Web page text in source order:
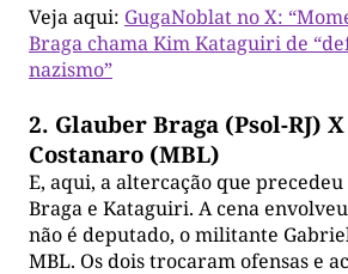
Veja aqui: GugaNoblat no X:
Braga chama Kim Kataguiri de
nazismo”
2. Glauber Braga (Psol-RJ)
Costanaro (MBL)
E, aqui, a altercação que
Braga e Kataguiri. A cena
não é deputado, o militante
MBL. Os dois trocaram ofensas e